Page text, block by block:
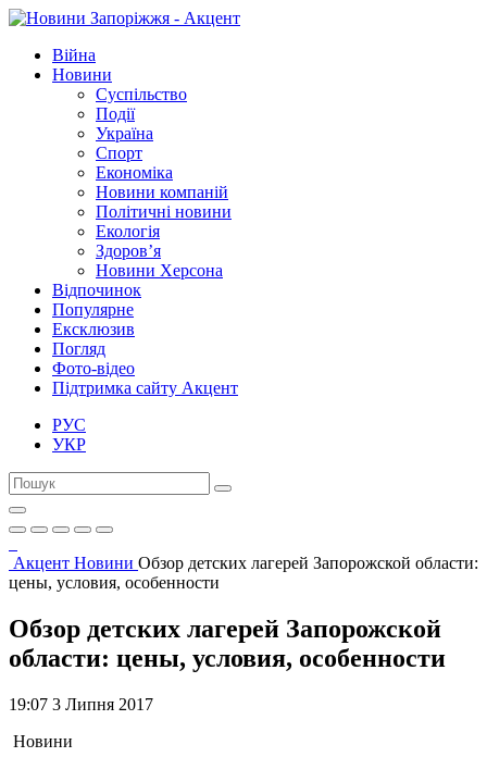
Війна
Новини
Суспільство
Події
Україна
Спорт
Економіка
Новини компаній
Політичні новини
Екологія
Здоров’я
Новини Херсона
Відпочинок
Популярне
Ексклюзив
Погляд
Фото-відео
Підтримка сайту Акцент
РУС
УКР
Акцент Новини Обзор детских лагерей Запорожской области:
цены, условия, особенности
Обзор детских лагерей Запорожской
области: цены, условия, особенности
19:07 3 Липня 2017
Новини